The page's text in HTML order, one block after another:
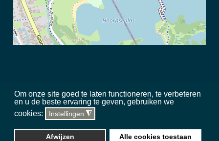
Om onze site goed te laten functioneren, te verbeteren
en u de beste ervaring te geven, gebruiken we
cookies:
Instellingen ◮
Afwijzen Alle cookies toestaan
2026 Meerschap Paterswolde |privacy disclaimer|regels in het
gebied|sitemap|team|toegankelijkheid
Website, hosting & updates
Silverstone Studio